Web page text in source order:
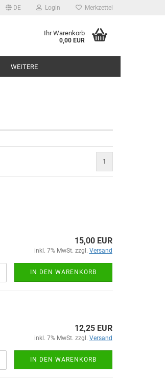
DE Login Merkzettel
Ihr Warenkorb
0,00 EUR
WEITERE
1
15,00 EUR
inkl. 7% MwSt. zzgl. Versand
IN DEN WARENKORB
12,25 EUR
inkl. 7% MwSt. zzgl. Versand
IN DEN WARENKORB